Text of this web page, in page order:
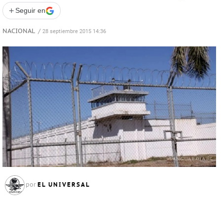
+ Seguir en
NACIONAL / 28 septiembre 2015 14:36
por EL UNIVERSAL